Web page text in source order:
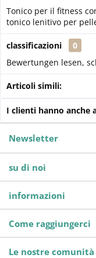
Tonico per il fitness
tonico lenitivo per
classificazioni
0
Bewertungen lesen,
Articoli simili:
I clienti hanno anche
Newsletter
su di noi
informazioni
Come raggiungerci
Le nostre comunità